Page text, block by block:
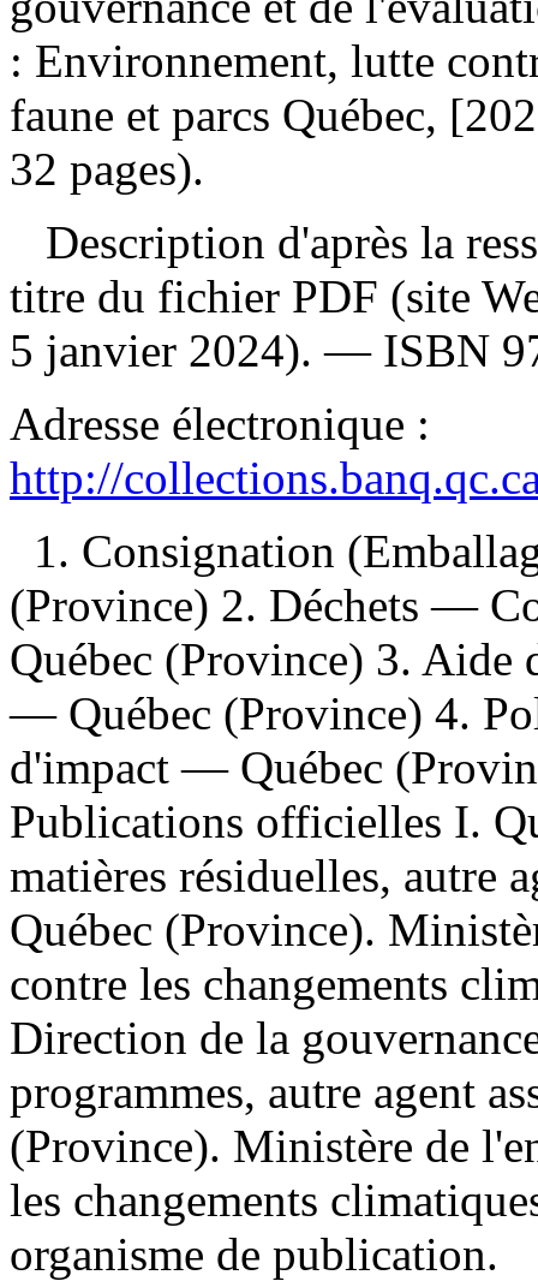
: Environnement, lutte
faune et parcs Québec,
32 pages).
Description d'après la
titre du fichier PDF (site
5 janvier 2024). — ISBN
Adresse électronique :
http://
1. Consignation
(Province) 2. Déchets —
Québec (Province) 3. Aide
— Québec (Province) 4.
d'impact — Québec
Publications officielles I.
matières résiduelles, autre
Québec (Province).
contre les changements
Direction de la
programmes, autre agent
(Province). Ministère de
les changements
organisme de publication.